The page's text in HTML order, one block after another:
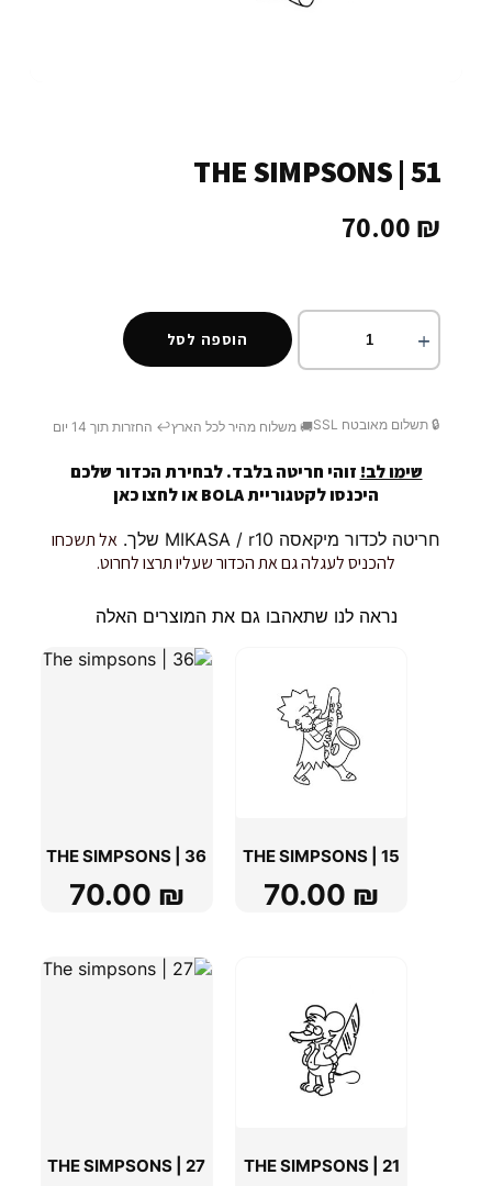
THE SIMPSONS | 51
70.00 ₪
הוספה לסל
🔒 תשלום מאובטח SSL 🚚 משלוח מהיר לכל הארץ↩️ החזרות תוך 14 יום
שימו לב! זוהי חריטה בלבד. לבחירת הכדור שלכם
היכנסו לקטגוריית BOLA או
לחצו כאן
חריטה לכדור מיקאסה MIKASA / r10 שלך.
אל תשכחו
להכניס לעגלה גם את הכדור שעליו תרצו לחרוט.
נראה לנו שתאהבו גם את המוצרים האלה
THE SIMPSONS | 15
70.00 ₪
THE SIMPSONS | 36
70.00 ₪
THE SIMPSONS | 21
THE SIMPSONS | 27